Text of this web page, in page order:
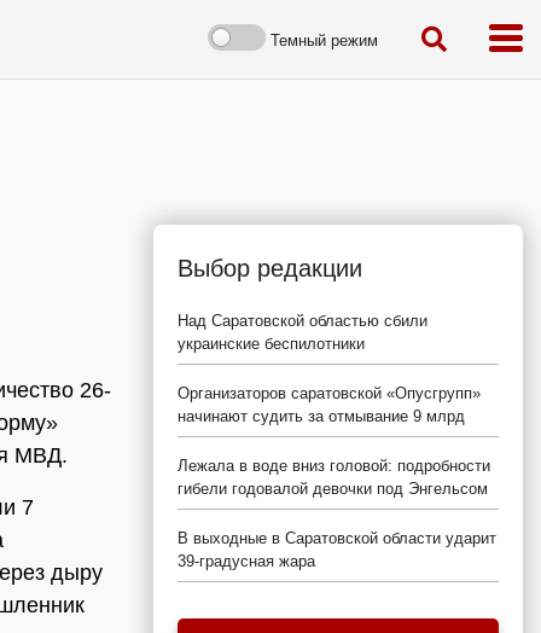
Темный режим
26-
МВД.
7
дыру
Выбор редакции
Над Саратовской областью сбили
украинские беспилотники
Организаторов саратовской «Опусгрупп»
начинают судить за отмывание 9 млрд
Лежала в воде вниз головой: подробности
гибели годовалой девочки под Энгельсом
В выходные в Саратовской области ударит
39-градусная жара